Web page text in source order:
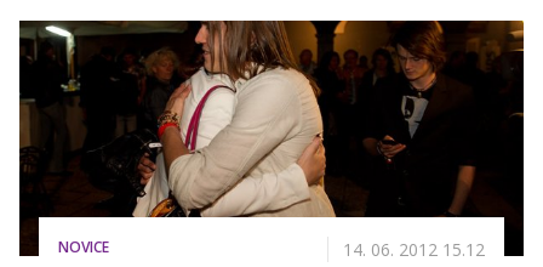
NOVICE 14. 06. 2012 15.12